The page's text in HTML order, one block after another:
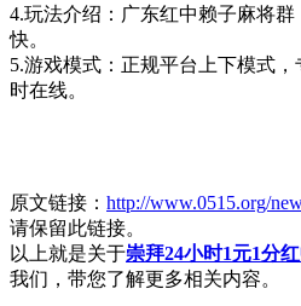
4.玩法介绍：广东红中赖子麻将
快。
5.游戏模式：正规平台上下模式
时在线。
原文链接： http://www.0515.org/
请保留此链接。
以上就是关于崇拜24小时1元1分
我们，带您了解更多相关内容。